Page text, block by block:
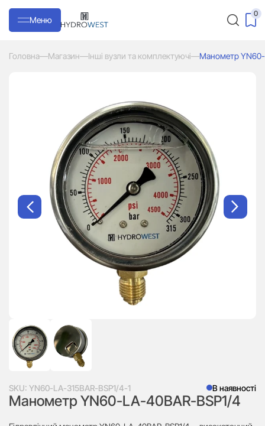
Меню
0
Головна—Магазин—Інші вузли та комплектуючі—Манометр YN60-
SKU: YN60-LA-315BAR-BSP1/4-1 В наявності
Манометр YN60-LA-40BAR-BSP1/4